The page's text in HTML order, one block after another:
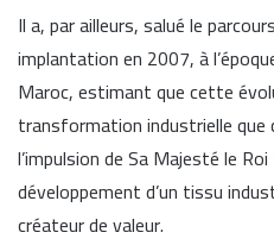
Il a, par ailleurs, salué le
implantation en 2007, à
Maroc, estimant que cette
transformation industrielle que
l’impulsion de Sa Majesté le
développement d’un tissu
créateur de valeur.